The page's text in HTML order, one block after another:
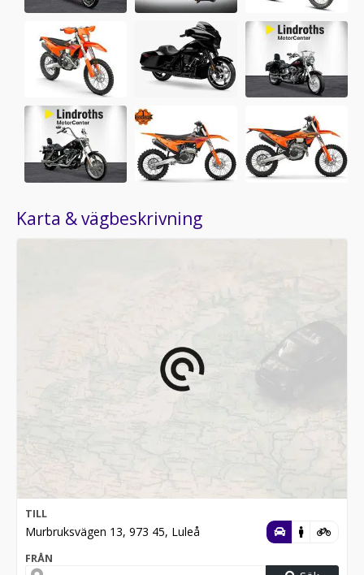
Karta & vägbeskrivning
TILL
Murbruksvägen 13, 973 45, Luleå
FRÅN